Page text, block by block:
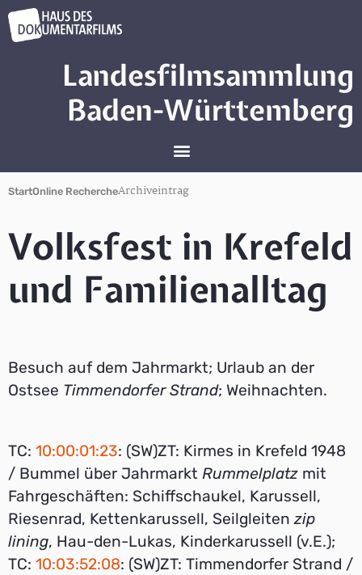
Landesfilmsammlung
Baden-Württemberg
StartOnline RechercheArchiveintrag
Volksfest in Krefeld
und Familienalltag
Besuch auf dem Jahrmarkt; Urlaub an der
Ostsee Timmendorfer Strand; Weihnachten.
TC: 10:00:01:23: (SW)ZT: Kirmes in Krefeld 1948
/ Bummel über Jahrmarkt Rummelplatz mit
Fahrgeschäften: Schiffschaukel, Karussell,
Riesenrad, Kettenkarussell, Seilgleitenzip
lining, Hau-den-Lukas, Kinderkarussell (v.E.);
TC: 10:03:52:08: (SW)ZT: Timmendorfer Strand /